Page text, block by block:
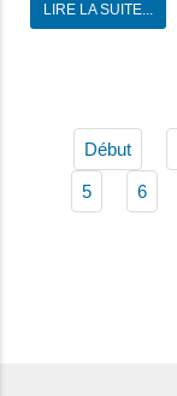
LIRE LA SUITE...
Début
5 6